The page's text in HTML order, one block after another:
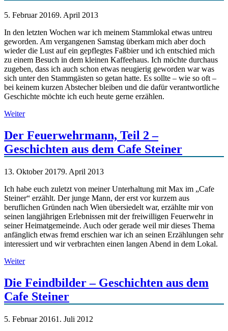
5. Februar 20169. April 2013
In den letzten Wochen war ich meinem Stammlokal etwas untreu
geworden. Am vergangenen Samstag überkam mich aber doch
wieder die Lust auf ein gepflegtes Faßbier und ich entschied mich
zu einem Besuch in dem kleinen Kaffeehaus. Ich möchte durchaus
zugeben, dass ich auch schon etwas neugierig geworden war was
sich unter den Stammgästen so getan hatte. Es sollte – wie so oft –
bei keinem kurzen Abstecher bleiben und die dafür verantwortliche
Geschichte möchte ich euch heute gerne erzählen.
Weiter
Der Feuerwehrmann, Teil 2 –
Geschichten aus dem Cafe Steiner
13. Oktober 20179. April 2013
Ich habe euch zuletzt von meiner Unterhaltung mit Max im „Cafe
Steiner“ erzählt. Der junge Mann, der erst vor kurzem aus
beruflichen Gründen nach Wien übersiedelt war, erzählte mir von
seinen langjährigen Erlebnissen mit der freiwilligen Feuerwehr in
seiner Heimatgemeinde. Auch oder gerade weil mir dieses Thema
anfänglich etwas fremd erschien war ich an seinen Erzählungen sehr
interessiert und wir verbrachten einen langen Abend in dem Lokal.
Weiter
Die Feindbilder – Geschichten aus dem
Cafe Steiner
5. Februar 20161. Juli 2012